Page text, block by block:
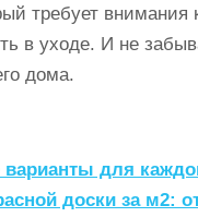
требует внимания
в уходе. И не
дома.
для
доски за м2: